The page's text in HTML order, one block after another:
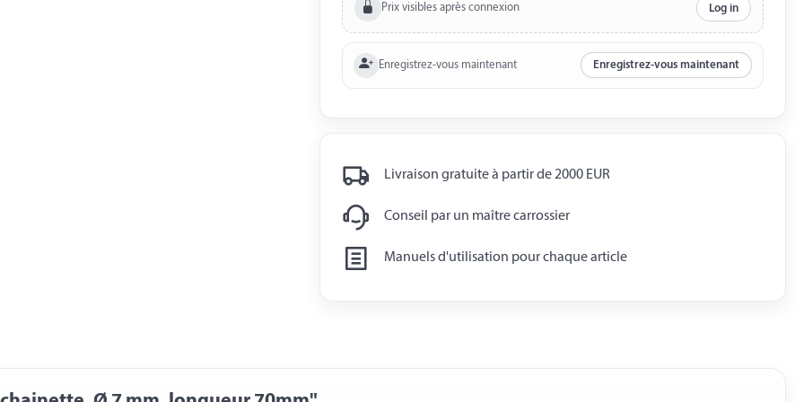
Prix visibles après connexion Log in
Enregistrez-vous maintenant Enregistrez-vous maintenant
Livraison gratuite à partir de 2000 EUR
Conseil par un maître carrossier
Manuels d'utilisation pour chaque article